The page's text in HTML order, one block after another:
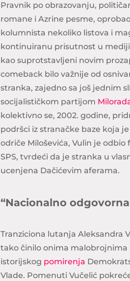
Pravnik po obrazovanju,
romane i Azrine pesme,
kolumnista nekoliko listova i
kontinuiranu prisutnost u
kao suprotstavljeni novim
comeback bilo važnije od
stranka, zajedno sa još jednim
socijalističkom partijom
kolektivno se, 2002. godine,
podršci iz stranačke baze koja
odriče Miloševića, Vulin je
SPS, tvrdeći da je stranka u
ucenjena Dačićevim aferama.
“Nacionalno
Tranziciona lutanja Aleksandra
tako činilo onima malobrojnima
istorijskog pomirenja
Vlade. Pomenuti Vučelić